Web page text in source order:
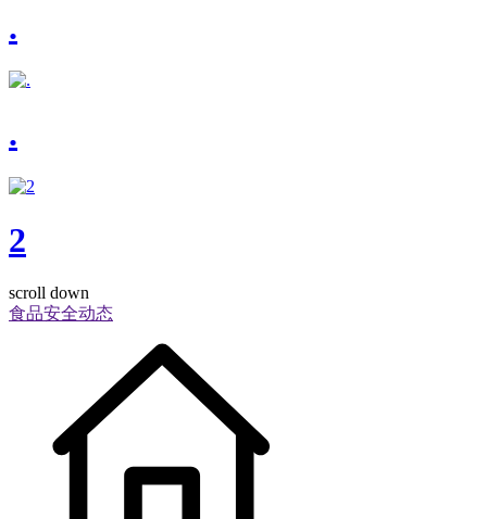
.
.
2
scroll down
食品安全动态